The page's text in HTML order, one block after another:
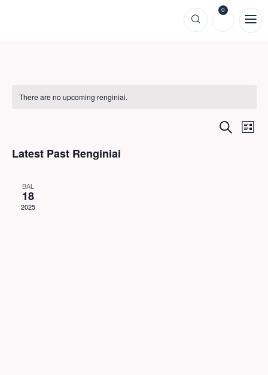
0
There are no upcoming renginiai.
Paieška
Latest Past Renginiai
BAL
18
2025